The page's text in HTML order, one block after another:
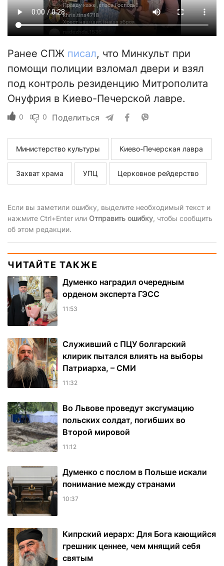
Ранее СПЖ писал, что Минкульт при
помощи полиции взломал двери и взял
под контроль резиденцию Митрополита
Онуфрия в Киево-Печерской лавре.
0 0 Поделиться
Министерство культуры Киево-Печерская лавра
Захват храма УПЦ Церковное рейдерство
Если вы заметили ошибку, выделите необходимый текст и
нажмите Ctrl+Enter или Отправить ошибку, чтобы сообщить
об этом редакции.
ЧИТАЙТЕ ТАКЖЕ
Думенко наградил очередным
орденом эксперта ГЭСС
11:53
Служивший с ПЦУ болгарский
клирик пытался влиять на выборы
Патриарха, – СМИ
11:32
Во Львове проведут эксгумацию
польских солдат, погибших во
Второй мировой
11:12
Думенко с послом в Польше искали
понимание между странами
10:37
Кипрский иерарх: Для Бога кающийся
грешник ценнее, чем мнящий себя
святым